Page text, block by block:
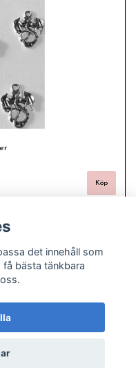
pyssel och pärlor
det innehåll som
bästa tänkbara